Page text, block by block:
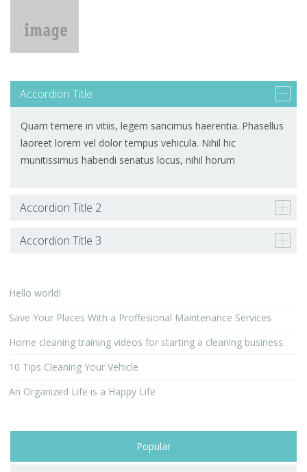
Accordion Title
Quam temere in vitiis, legem sancimus haerentia. Phasellus
laoreet lorem vel dolor tempus vehicula. Nihil hic
munitissimus habendi senatus locus, nihil horum
Accordion Title 2
Accordion Title 3
Hello world!
Save Your Places With a Proffesional Maintenance Services
Home cleaning training videos for starting a cleaning business
10 Tips Cleaning Your Vehicle
An Organized Life is a Happy Life
Popular